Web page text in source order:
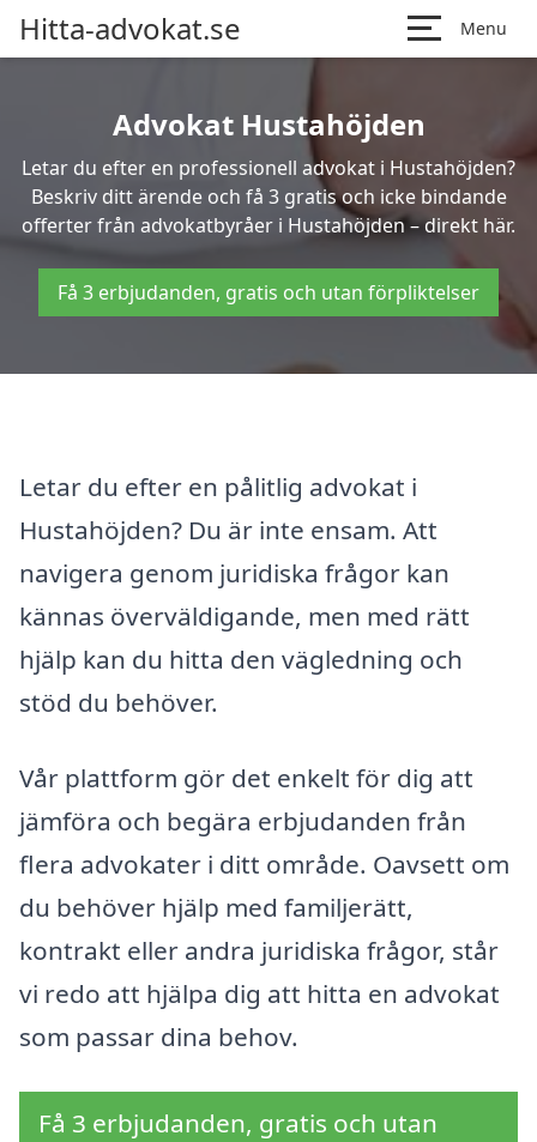
Hitta-advokat.se Menu
Advokat Hustahöjden
Letar du efter en professionell advokat i Hustahöjden?
Beskriv ditt ärende och få 3 gratis och icke bindande
offerter från advokatbyråer i Hustahöjden – direkt här.
Få 3 erbjudanden, gratis och utan förpliktelser
Letar du efter en pålitlig advokat i
Hustahöjden? Du är inte ensam. Att
navigera genom juridiska frågor kan
kännas överväldigande, men med rätt
hjälp kan du hitta den vägledning och
stöd du behöver.
Vår plattform gör det enkelt för dig att
jämföra och begära erbjudanden från
flera advokater i ditt område. Oavsett om
du behöver hjälp med familjerätt,
kontrakt eller andra juridiska frågor, står
vi redo att hjälpa dig att hitta en advokat
som passar dina behov.
Få 3 erbjudanden, gratis och utan